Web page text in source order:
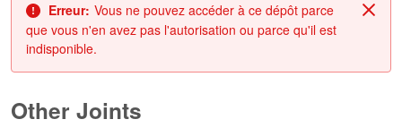
Fin
Erreur: Vous ne pouvez accéder à ce dépôt parce
que vous n'en avez pas l'autorisation ou parce qu'il est
indisponible.
Other Joints